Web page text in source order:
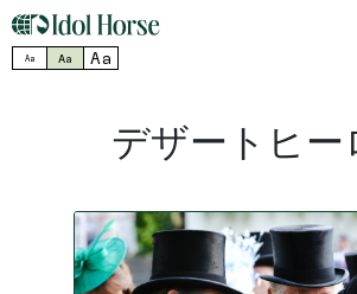
Aa Aa Aa
デザートヒー